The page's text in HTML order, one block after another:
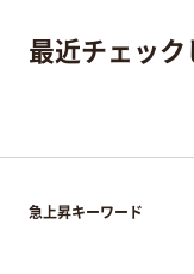
最近チェッ
急上昇キーワード